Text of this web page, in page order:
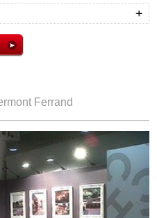
Ferrand